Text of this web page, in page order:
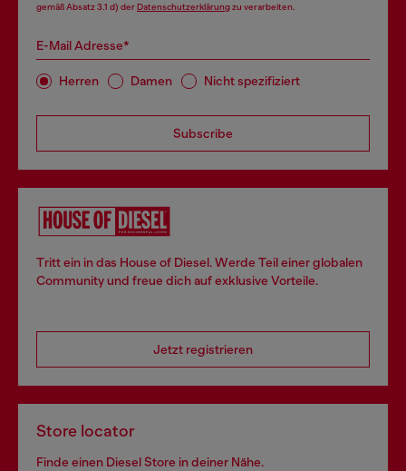
gemäß Absatz 3.1 d) derDatenschutzerklärungzu verarbeiten.
E-Mail Adresse*
Herren Damen Nicht spezifiziert
Subscribe
Tritt ein in das House of Diesel. Werde Teil einer globalen
Community und freue dich auf exklusive Vorteile.
Jetzt registrieren
Store locator
Finde einen Diesel Store in deiner Nähe.